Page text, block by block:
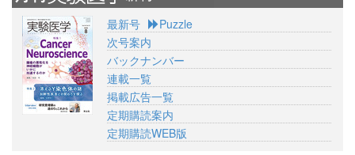
最新号
Puzzle
次号案内
バックナンバー
連載一覧
掲載広告一覧
定期購読案内
定期購読WEB版